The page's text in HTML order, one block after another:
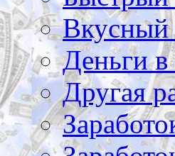
Вкусный
Деньги в
Другая